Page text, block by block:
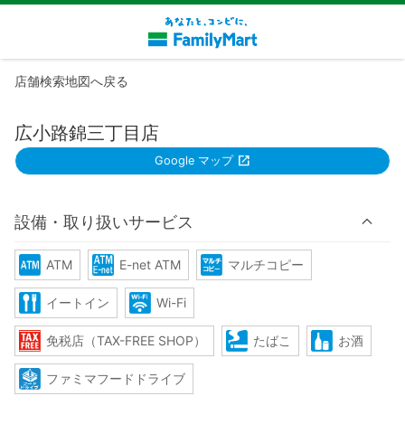
店舗検索地図へ戻る
広小路錦三丁目店
Google マップ
設備・取り扱いサービス
ATM E-net ATM マルチコピー
イートイン Wi-Fi
免税店（TAX-FREE SHOP） たばこ お酒
ファミマフードドライブ